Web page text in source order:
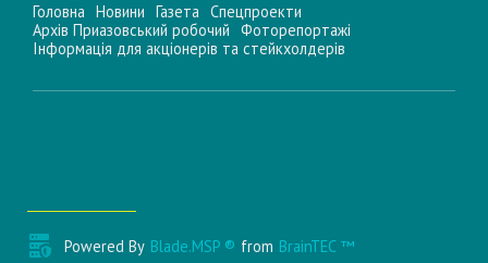
Головна Новини Газета Спецпроекти
Архів Приазовський робочий Фоторепортажі
Інформацiя для акцiонерiв та стейкхолдерiв
Powered By Blade.MSP ® from BrainTEC ™